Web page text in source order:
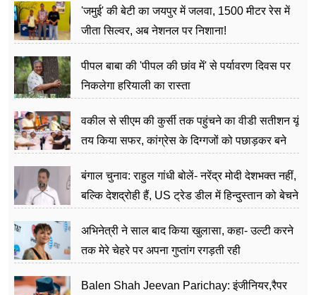
'जमुई' की बेटी का जयपुर में जलवा, 1500 मीटर रेस में
जीता सिल्वर, अब नेशनल पर निशाना!
पीपल बाबा की 'पीपल की छांव में' से पर्यावरण दिवस पर
निकलेगा हरियाली का रास्ता
वकील से सीएम की कुर्सी तक पहुंचने का वीडी सतीशन यूं
तय किया सफर, कांग्रेस के दिग्गजों को पछाड़कर बने
बंगाल चुनाव: राहुल गांधी बोलें- नरेंद्र मोदी देशभक्त नहीं,
बल्कि देशद्रोही हैं, US ट्रेड डील में हिन्दुस्तान को बेचने
अभिनेत्री ने साल बाद किया खुलासा, कहा- उल्टी करने
तक मेरे चेहरे पर अपना गुप्तांग रगड़ती रही
Balen Shah Jeevan Parichay: इंजीनियर,रैपर